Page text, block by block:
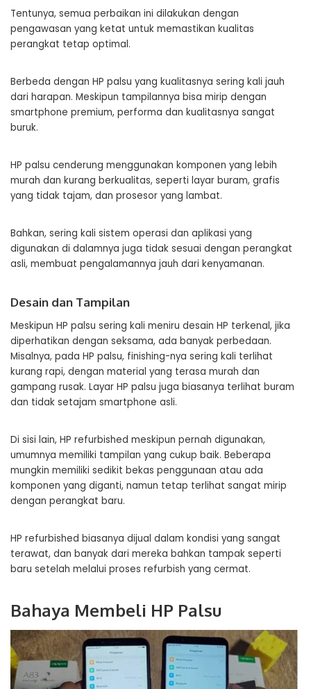
Tentunya, semua perbaikan ini dilakukan dengan
pengawasan yang ketat untuk memastikan kualitas
perangkat tetap optimal.
Berbeda dengan HP palsu yang kualitasnya sering kali jauh
dari harapan. Meskipun tampilannya bisa mirip dengan
smartphone premium, performa dan kualitasnya sangat
buruk.
HP palsu cenderung menggunakan komponen yang lebih
murah dan kurang berkualitas, seperti layar buram, grafis
yang tidak tajam, dan prosesor yang lambat.
Bahkan, sering kali sistem operasi dan aplikasi yang
digunakan di dalamnya juga tidak sesuai dengan perangkat
asli, membuat pengalamannya jauh dari kenyamanan.
Desain dan Tampilan
Meskipun HP palsu sering kali meniru desain HP terkenal, jika
diperhatikan dengan seksama, ada banyak perbedaan.
Misalnya, pada HP palsu, finishing-nya sering kali terlihat
kurang rapi, dengan material yang terasa murah dan
gampang rusak. Layar HP palsu juga biasanya terlihat buram
dan tidak setajam smartphone asli.
Di sisi lain, HP refurbished meskipun pernah digunakan,
umumnya memiliki tampilan yang cukup baik. Beberapa
mungkin memiliki sedikit bekas penggunaan atau ada
komponen yang diganti, namun tetap terlihat sangat mirip
dengan perangkat baru.
HP refurbished biasanya dijual dalam kondisi yang sangat
terawat, dan banyak dari mereka bahkan tampak seperti
baru setelah melalui proses refurbish yang cermat.
Bahaya Membeli HP Palsu